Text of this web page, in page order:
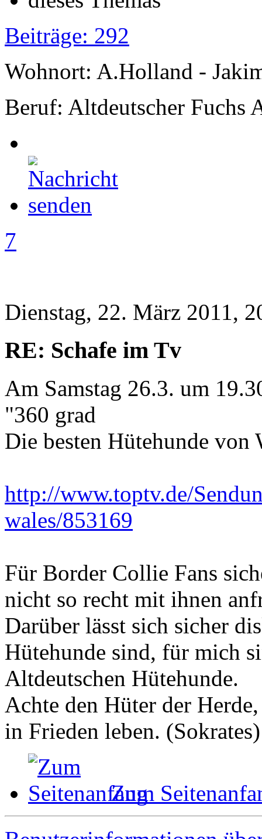
Beiträge: 292
Wohnort: A.Holland -
Beruf: Altdeutscher Fuchs
7
Dienstag, 22. März 2011,
RE: Schafe im Tv
Am Samstag 26.3. um
"360 grad
Die besten Hütehunde von
http://www.toptv.de/
wales/853169
Für Border Collie Fans
nicht so recht mit ihnen
Darüber lässt sich sicher
Hütehunde sind, für mich
Altdeutschen Hütehunde.
Achte den Hüter der
in Frieden leben. (Sokrates)
Zum